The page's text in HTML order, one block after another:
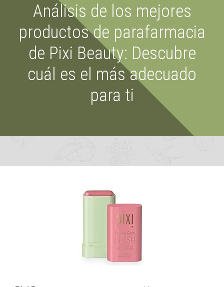
Análisis de los mejores
productos de parafarmacia
de Pixi Beauty: Descubre
cuál es el más adecuado
para ti